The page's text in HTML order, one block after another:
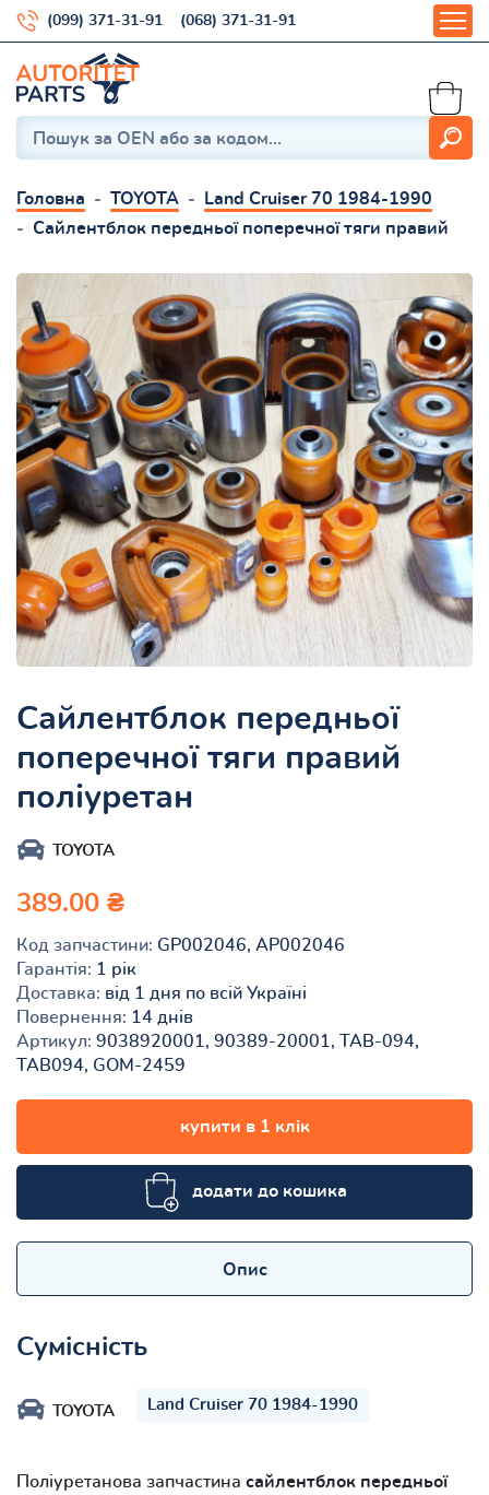
(099) 371-31-91 (068) 371-31-91
Головна TOYOTA
Land Cruiser 70 1984-1990
Сайлентблок передньої поперечної тяги правий
Сайлентблок передньої
поперечної тяги правий
поліуретан
TOYOTA
389.00 ₴
Код запчастини: GP002046, AP002046
Гарантія: 1 рік
Доставка: від 1 дня по всій Україні
Повернення: 14 днів
Артикул: 9038920001, 90389-20001, TAB-094,
TAB094, GOM-2459
купити в 1 клік
додати до кошика
Опис
Сумісність
TOYOTA Land Cruiser 70 1984-1990
Поліуретанова запчастина сайлентблок передньої